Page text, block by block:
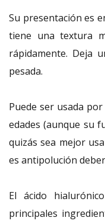
Su presentación es
tiene una textura
rápidamente. Deja
pesada.
Puede ser usada
edades (aunque su
quizás sea mejor
es antipolución
El ácido
principales